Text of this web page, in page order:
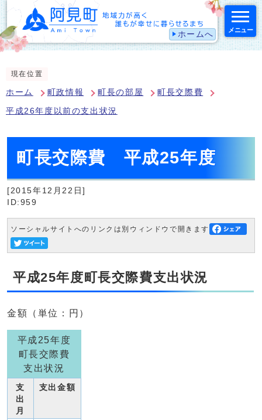
ホームへ メニュー
現在位置
ホーム 町政情報 町長の部屋 町長交際費
平成26年度以前の支出状況
町長交際費 平成25年度
[2015年12月22日]
ID:959
ソーシャルサイトへのリンクは別ウィンドウで開きます
平成25年度町長交際費支出状況
金額（単位：円）
平成25年度
町長交際費
支出状況
支
出
月
支出金額